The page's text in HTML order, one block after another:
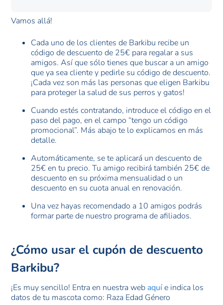
Vamos allá!
Cada uno de los clientes de Barkibu recibe un
código de descuento de 25€ para regalar a sus
amigos. Así que sólo tienes que buscar a un amigo
que ya sea cliente y pedirle su código de descuento.
¡Cada vez son más las personas que eligen Barkibu
para proteger la salud de sus perros y gatos!
Cuando estés contratando, introduce el código en el
paso del pago, en el campo “tengo un código
promocional”. Más abajo te lo explicamos en más
detalle.
Automáticamente, se te aplicará un descuento de
25€ en tu precio. Tu amigo recibirá también 25€ de
descuento en su próxima mensualidad o un
descuento en su cuota anual en renovación.
Una vez hayas recomendado a 10 amigos podrás
formar parte de nuestro programa de afiliados.
¿Cómo usar el cupón de descuento
Barkibu?
¡Es muy sencillo! Entra en nuestra web aquíe indica los
datos de tu mascota como: Raza Edad Género